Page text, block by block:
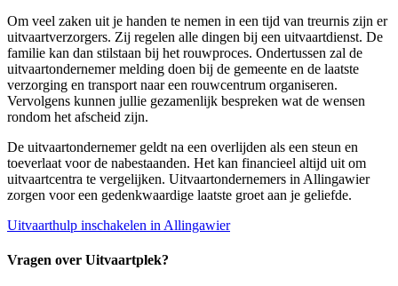
Om veel zaken uit je handen te nemen in een tijd van treurnis zijn er
uitvaartverzorgers. Zij regelen alle dingen bij een uitvaartdienst. De
familie kan dan stilstaan bij het rouwproces. Ondertussen zal de
uitvaartondernemer melding doen bij de gemeente en de laatste
verzorging en transport naar een rouwcentrum organiseren.
Vervolgens kunnen jullie gezamenlijk bespreken wat de wensen
rondom het afscheid zijn.
De uitvaartondernemer geldt na een overlijden als een steun en
toeverlaat voor de nabestaanden. Het kan financieel altijd uit om
uitvaartcentra te vergelijken. Uitvaartondernemers in Allingawier
zorgen voor een gedenkwaardige laatste groet aan je geliefde.
Uitvaarthulp inschakelen in Allingawier
Vragen over Uitvaartplek?